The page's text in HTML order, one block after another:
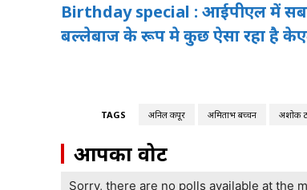
Birthday special : आईपीएल में
बल्लेबाज के रूप मे कुछ ऐसा रहा है
TAGS अनिल कपूर अमिताभ बच्चन अशोक
आपका वोट
Sorry, there are no polls available at the